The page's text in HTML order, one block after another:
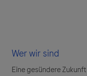
Wer wir sind
Eine gesündere